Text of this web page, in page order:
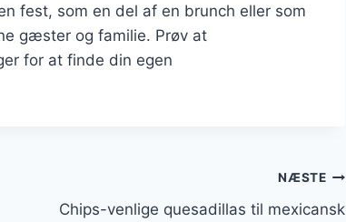
fest, som en del af en brunch eller som
gæster og familie. Prøv at
for at finde din egen
NÆSTE
Chips-venlige quesadillas til mexicansk